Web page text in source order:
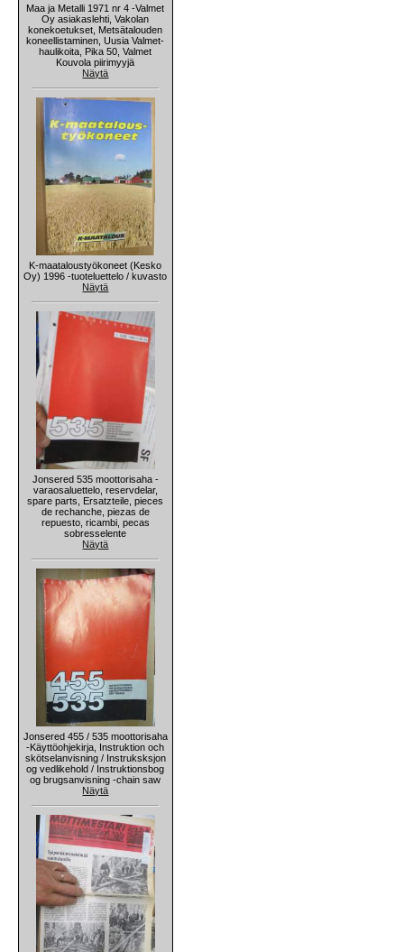
Maa ja Metalli 1971 nr 4 -Valmet
Oy asiakaslehti, Vakolan
konekoetukset, Metsätalouden
koneellistaminen, Uusia Valmet-
haulikoita, Pika 50, Valmet
Kouvola piirimyyjä
Näytä
K-maataloustyökoneet (Kesko
Oy) 1996 -tuoteluettelo / kuvasto
Näytä
Jonsered 535 moottorisaha -
varaosaluettelo, reservdelar,
spare parts, Ersatzteile, pieces
de rechanche, piezas de
repuesto, ricambi, pecas
sobresselente
Näytä
Jonsered 455 / 535 moottorisaha
-Käyttöohjekirja, Instruktion och
skötselanvisning / Instruksksjon
og vedlikehold / Instruktionsbog
og brugsanvisning -chain saw
Näytä